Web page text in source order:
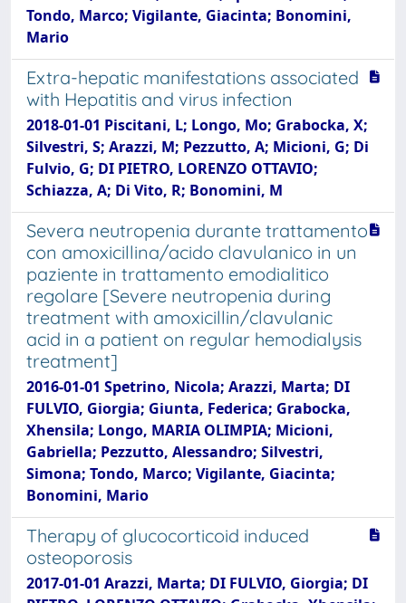
Tondo, Marco; Vigilante, Giacinta; Bonomini,
Mario
Extra-hepatic manifestations associated
with Hepatitis and virus infection
2018-01-01 Piscitani, L; Longo, Mo; Grabocka, X;
Silvestri, S; Arazzi, M; Pezzutto, A; Micioni, G; Di
Fulvio, G; DI PIETRO, LORENZO OTTAVIO;
Schiazza, A; Di Vito, R; Bonomini, M
Severa neutropenia durante trattamento
con amoxicillina/acido clavulanico in un
paziente in trattamento emodialitico
regolare [Severe neutropenia during
treatment with amoxicillin/clavulanic
acid in a patient on regular hemodialysis
treatment]
2016-01-01 Spetrino, Nicola; Arazzi, Marta; DI
FULVIO, Giorgia; Giunta, Federica; Grabocka,
Xhensila; Longo, MARIA OLIMPIA; Micioni,
Gabriella; Pezzutto, Alessandro; Silvestri,
Simona; Tondo, Marco; Vigilante, Giacinta;
Bonomini, Mario
Therapy of glucocorticoid induced
osteoporosis
2017-01-01 Arazzi, Marta; DI FULVIO, Giorgia; DI